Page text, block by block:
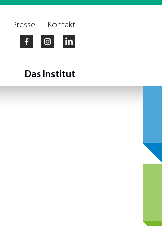
Kontakt
Presse
Das Institut